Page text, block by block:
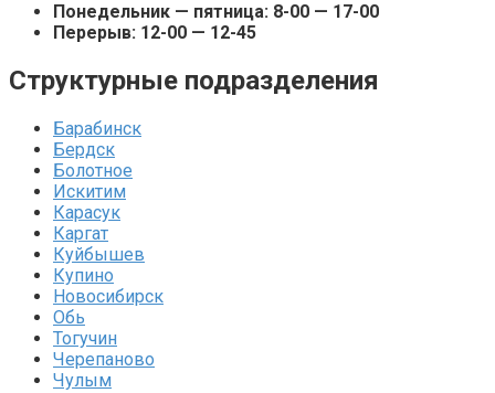
Понедельник — пятница: 8-00 — 17-00
Перерыв: 12-00 — 12-45
Структурные подразделения
Барабинск
Бердск
Болотное
Искитим
Карасук
Каргат
Куйбышев
Купино
Новосибирск
Обь
Тогучин
Черепаново
Чулым